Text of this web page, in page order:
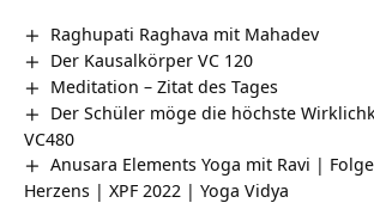
Raghupati Raghava mit Mahadev
Der Kausalkörper VC 120
Meditation – Zitat des Tages
Der Schüler möge die höchste
VC480
Anusara Elements Yoga mit Ravi |
Herzens | XPF 2022 | Yoga Vidya